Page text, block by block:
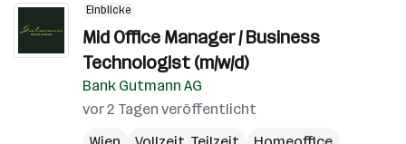
Einblicke
Mid Office Manager / Business
Technologist (m/w/d)
Bank Gutmann AG
vor 2 Tagen veröffentlicht